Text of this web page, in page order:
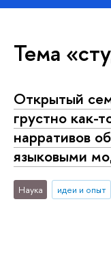
Тема
Открытый
грустно как-
нарративов
языковыми
Наука идеи и опыт